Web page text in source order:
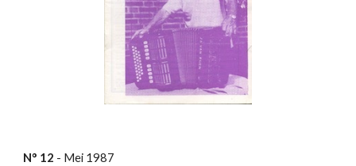
N° 12 - Mei 1987